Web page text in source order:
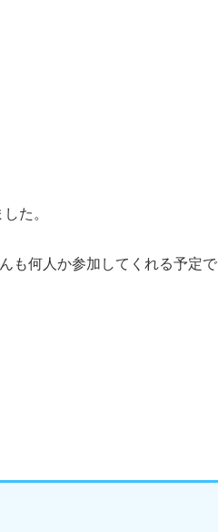
た。
も何人か参加してくれる予定で